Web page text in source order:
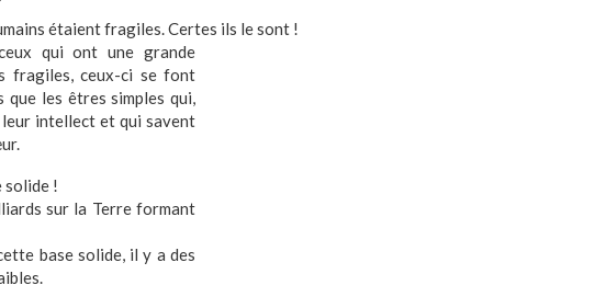
étaient fragiles. Certes ils le sont !
qui ont une grande
fragiles, ceux-ci se font
que les êtres simples qui,
intellect et qui savent
solide !
sur la Terre formant
base solide, il y a des